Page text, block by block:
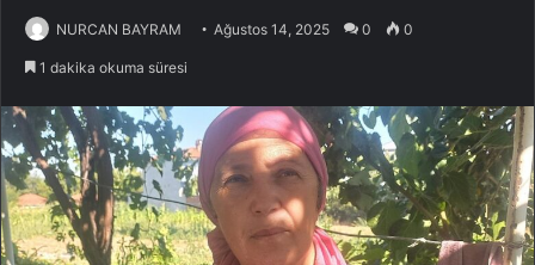
NURCAN BAYRAM Ağustos 14, 2025 0 0
1 dakika okuma süresi